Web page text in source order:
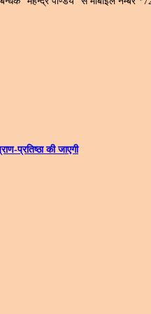
प्रतिष्‍ठा की जाएगी